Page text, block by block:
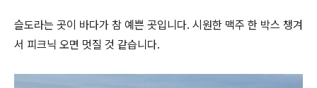
슬도라는 곳이 바다가 참 예쁜 곳입니다. 시원한 맥주 한 박스 챙겨
서 피크닉 오면 멋질 것 같습니다.